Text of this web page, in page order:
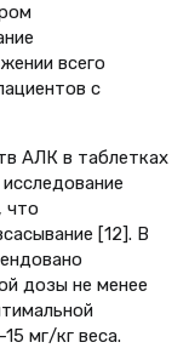
всего
с
АЛК в таблетках
что
[12]. В
дозы не менее
мг/кг веса.